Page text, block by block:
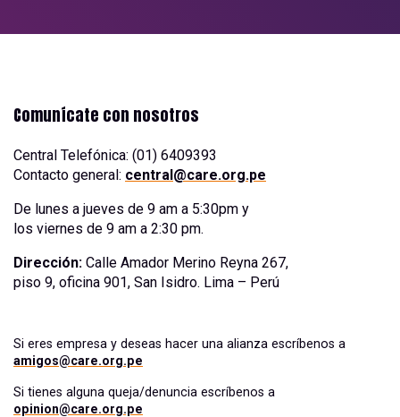
Comunícate con nosotros
Central Telefónica: (01) 6409393
Contacto general: central@care.org.pe
De lunes a jueves de 9 am a 5:30pm y
los viernes de 9 am a 2:30 pm.
Dirección: Calle Amador Merino Reyna 267,
piso 9, oficina 901, San Isidro. Lima – Perú
Si eres empresa y deseas hacer una alianza escríbenos a
amigos@care.org.pe
Si tienes alguna queja/denuncia escríbenos a
opinion@care.org.pe